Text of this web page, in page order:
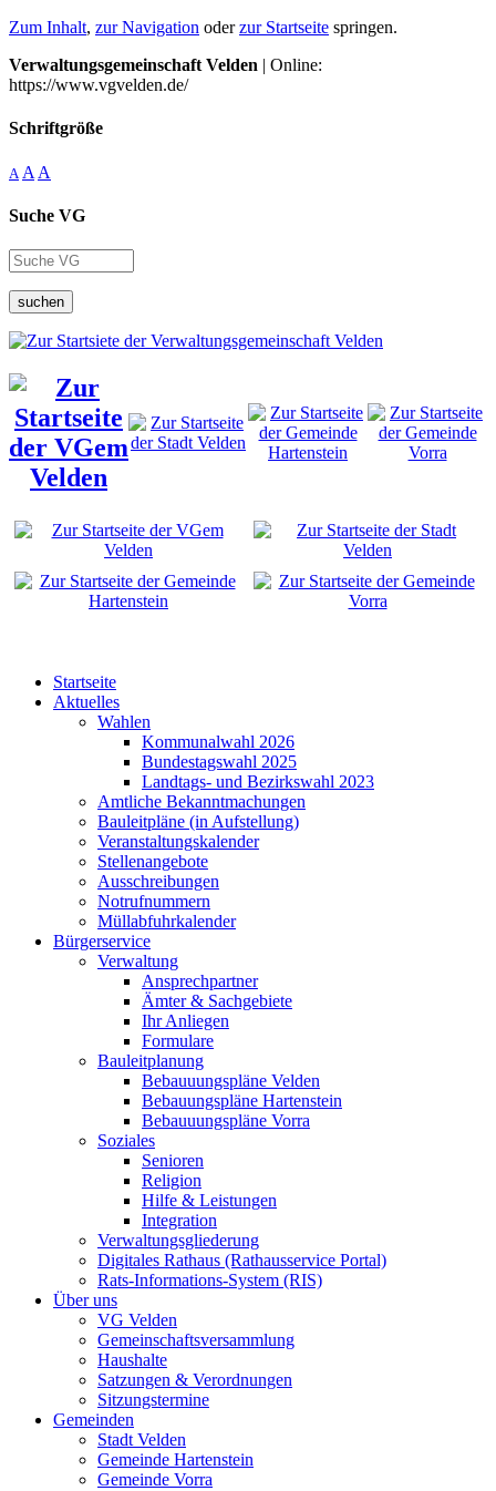
Zum Inhalt, zur Navigation oderzur Startseite springen.
Verwaltungsgemeinschaft Velden | Online:
https://www.vgvelden.de/
Schriftgröße
A A A
Suche VG
suchen
Startseite
Aktuelles
Wahlen
Kommunalwahl 2026
Bundestagswahl 2025
Landtags- und Bezirkswahl 2023
Amtliche Bekanntmachungen
Bauleitpläne (in Aufstellung)
Veranstaltungskalender
Stellenangebote
Ausschreibungen
Notrufnummern
Müllabfuhrkalender
Bürgerservice
Verwaltung
Ansprechpartner
Ämter & Sachgebiete
Ihr Anliegen
Formulare
Bauleitplanung
Bebauuungspläne Velden
Bebauungspläne Hartenstein
Bebauuungspläne Vorra
Soziales
Senioren
Religion
Hilfe & Leistungen
Integration
Verwaltungsgliederung
Digitales Rathaus (Rathausservice Portal)
Rats-Informations-System (RIS)
Über uns
VG Velden
Gemeinschaftsversammlung
Haushalte
Satzungen & Verordnungen
Sitzungstermine
Gemeinden
Stadt Velden
Gemeinde Hartenstein
Gemeinde Vorra